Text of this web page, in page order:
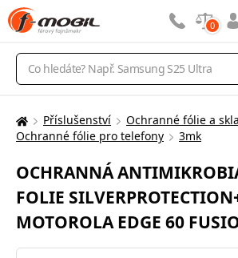
Vyhledávání
0
Zde
nacházíte:
Příslušenství
Ochranné fólie a skla
Ochranné fólie pro telefony
3mk
OCHRANNÁ
FOLIE
MOTOROLA EDGE 60